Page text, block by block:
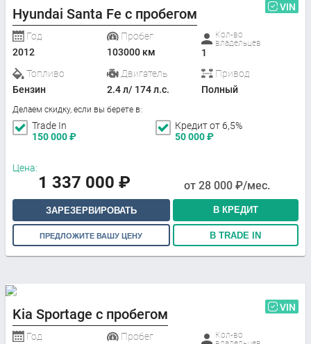
Hyundai Santa Fe с пробегом VIN
Год
2012
Пробег
103000 км
Кол-во
владельцев
1
Топливо
Бензин
Двигатель
2.4 л/ 174 л.с.
Привод
Полный
Делаем скидку, если вы берете в:
Trade In
150 000₽
Кредит от 6,5%
50 000₽
Цена:
1 337 000 ₽ от 28 000 ₽/мес.
ЗАРЕЗЕРВИРОВАТЬ В КРЕДИТ
ПРЕДЛОЖИТЕ ВАШУ ЦЕНУ В TRADE IN
Kia Sportage с пробегом VIN
Год
Пробег
Кол-во